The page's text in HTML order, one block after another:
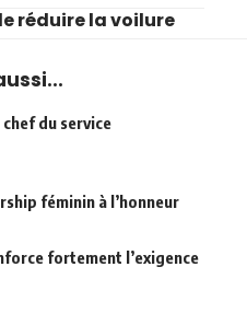
réduire la voilure
du service
féminin à l’honneur
fortement l’exigence